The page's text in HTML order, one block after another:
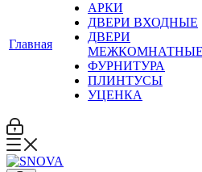
Главная
АРКИ
ДВЕРИ ВХОДНЫЕ
ДВЕРИ
МЕЖКОМНАТНЫЕ
ФУРНИТУРА
ПЛИНТУСЫ
УЦЕНКА